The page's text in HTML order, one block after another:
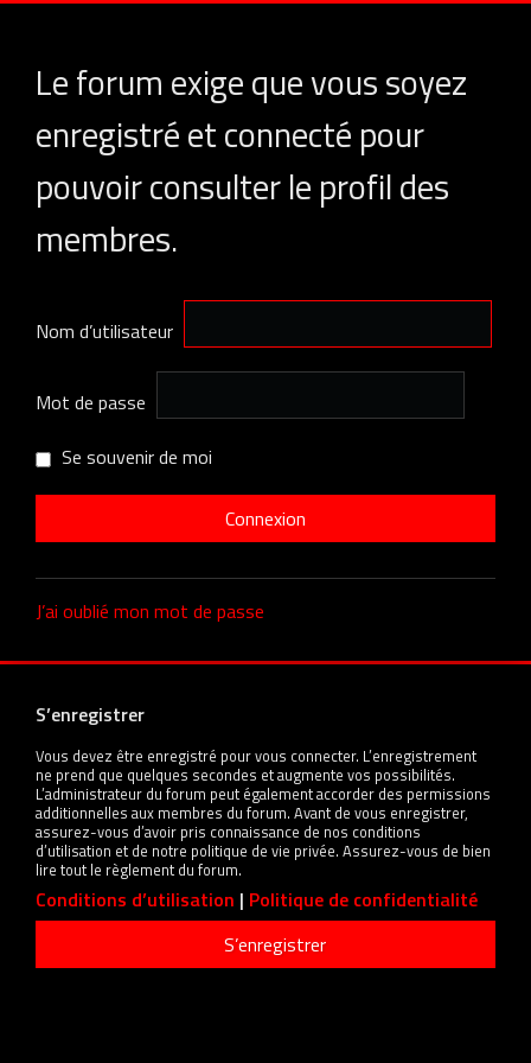
Le forum exige que vous soyez
enregistré et connecté pour
pouvoir consulter le profil des
membres.
Nom d’utilisateur
Mot de passe
Se souvenir de moi
J’ai oublié mon mot de passe
S’enregistrer
Vous devez être enregistré pour vous connecter. L’enregistrement
ne prend que quelques secondes et augmente vos possibilités.
L’administrateur du forum peut également accorder des permissions
additionnelles aux membres du forum. Avant de vous enregistrer,
assurez-vous d’avoir pris connaissance de nos conditions
d’utilisation et de notre politique de vie privée. Assurez-vous de bien
lire tout le règlement du forum.
Conditions d’utilisation | Politique de confidentialité
S’enregistrer